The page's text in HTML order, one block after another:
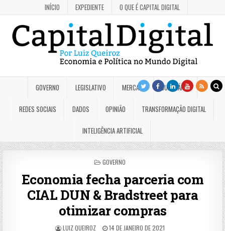
INÍCIO EXPEDIENTE O QUE É CAPITAL DIGITAL
GOVERNO LEGISLATIVO MERCADO JUDICIÁRIO
REDES SOCIAIS DADOS OPINIÃO TRANSFORMAÇÃO DIGITAL
INTELIGÊNCIA ARTIFICIAL
POSTED
GOVERNO
Economia fecha parceria com
CIAL DUN & Bradstreet para
otimizar compras
LUIZ QUEIROZ 14 DE JANEIRO DE 2021